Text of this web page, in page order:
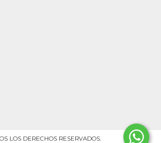
LOS DERECHOS RESERVADOS.